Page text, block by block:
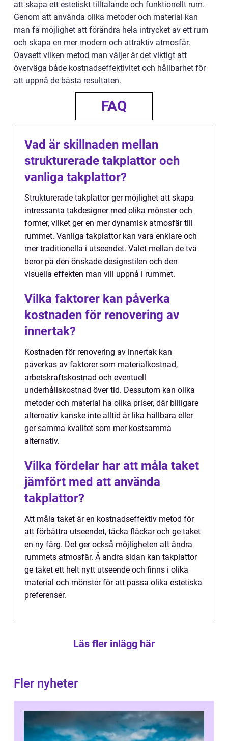
att skapa ett estetiskt tilltalande och funktionellt rum.
Genom att använda olika metoder och material kan
man få möjlighet att förändra hela intrycket av ett rum
och skapa en mer modern och attraktiv atmosfär.
Oavsett vilken metod man väljer är det viktigt att
överväga både kostnadseffektivitet och hållbarhet för
att uppnå de bästa resultaten.
FAQ
Vad är skillnaden mellan
strukturerade takplattor och
vanliga takplattor?
Strukturerade takplattor ger möjlighet att skapa
intressanta takdesigner med olika mönster och
former, vilket ger en mer dynamisk atmosfär till
rummet. Vanliga takplattor kan vara enklare och
mer traditionella i utseendet. Valet mellan de två
beror på den önskade designstilen och den
visuella effekten man vill uppnå i rummet.
Vilka faktorer kan påverka
kostnaden för renovering av
innertak?
Kostnaden för renovering av innertak kan
påverkas av faktorer som materialkostnad,
arbetskraftskostnad och eventuell
underhållskostnad över tid. Dessutom kan olika
metoder och material ha olika priser, där billigare
alternativ kanske inte alltid är lika hållbara eller
ger samma kvalitet som mer kostsamma
alternativ.
Vilka fördelar har att måla taket
jämfört med att använda
takplattor?
Att måla taket är en kostnadseffektiv metod för
att förbättra utseendet, täcka fläckar och ge taket
en ny färg. Det ger också möjligheten att ändra
rummets atmosfär. Å andra sidan kan takplattor
ge taket ett helt nytt utseende och finns i olika
material och mönster för att passa olika estetiska
preferenser.
Läs fler inlägg här
Fler nyheter